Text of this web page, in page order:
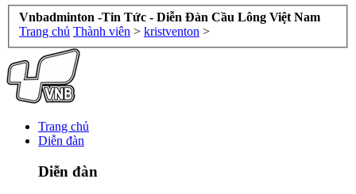
Vnbadminton -Tin Tức - Diễn Đàn Cầu Lông Việt Nam
Trang chủ Thành viên > kristventon >
Trang chủ
Diễn đàn
Diễn đàn